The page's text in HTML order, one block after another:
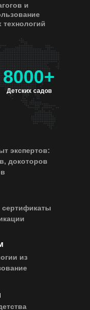
8000+
Детских садов
и
экспертов:
докоторов
из
сертификаты